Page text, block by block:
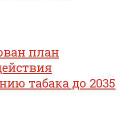
план
табака до 2035